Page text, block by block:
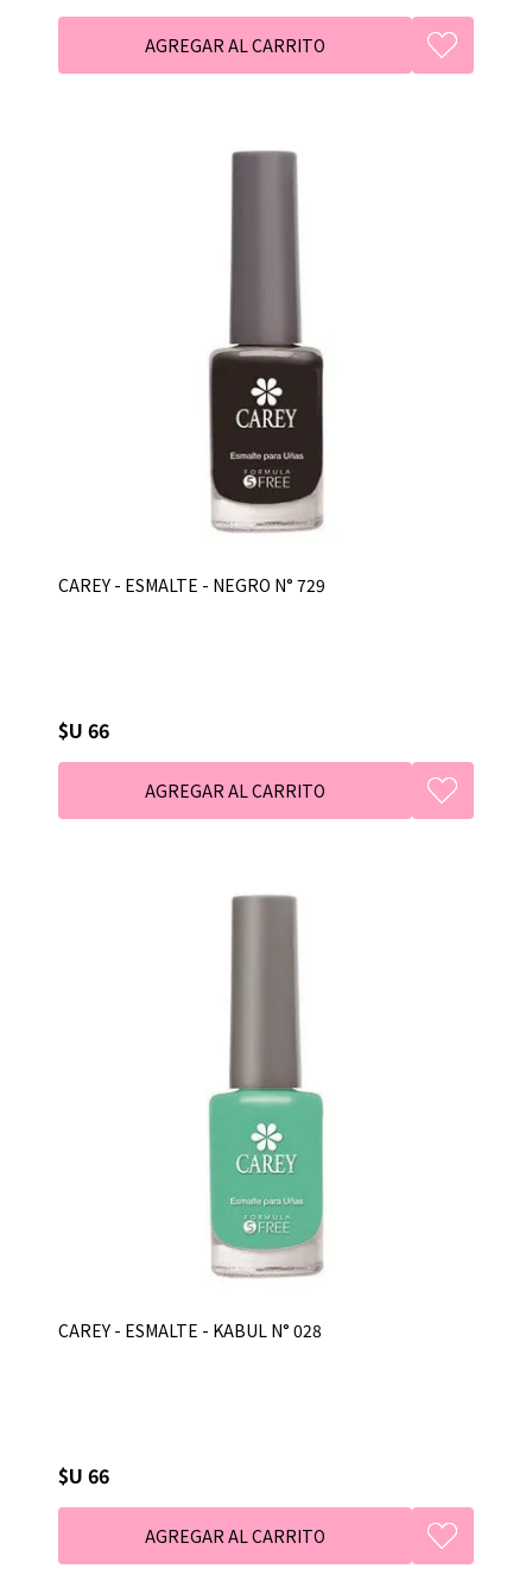
CAREY - ESMALTE - NEGRO N° 729
$U 66
CAREY - ESMALTE - KABUL N° 028
$U 66